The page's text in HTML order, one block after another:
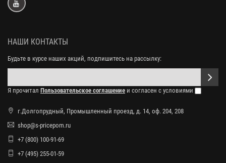
НАШИ КОНТАКТЫ
Будьте в курсе наших акций, подпишитесь на рассылку:
Я прочитал Пользовательское соглашение и согласен с условиями
г.Долгопрудный, Промышленный проезд, д. 14, оф. 204, 208
shop@s-pricepom.ru
+7 (800) 100-91-69
+7 (495) 255-01-59